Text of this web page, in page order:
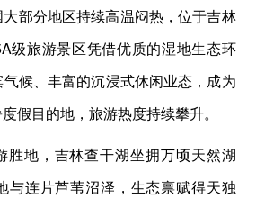
部分地区持续高温闷热，位于吉林
级旅游景区凭借优质的湿地生态环
候、丰富的沉浸式休闲业态，成为
假目的地，旅游热度持续攀升。
胜地，吉林查干湖坐拥万顷天然湖
与连片芦苇沼泽，生态禀赋得天独